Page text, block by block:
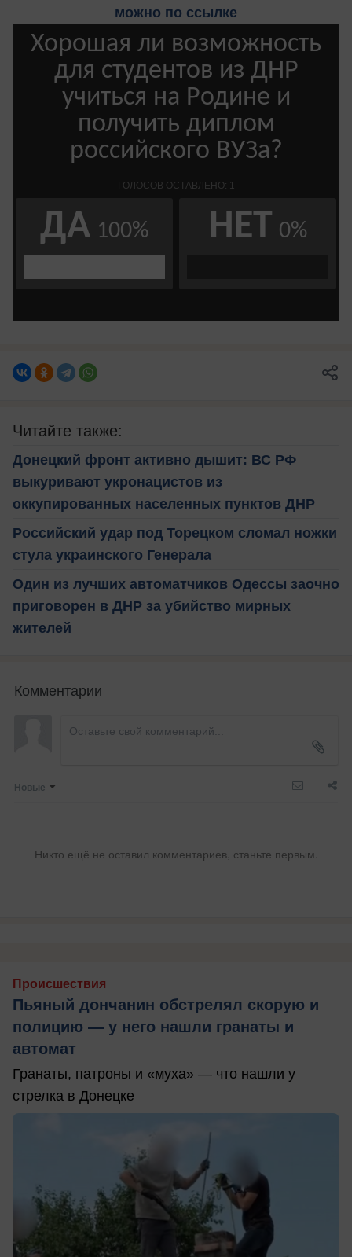
можно по ссылке
Читайте также:
Донецкий фронт активно дышит: ВС РФ
выкуривают укронацистов из
оккупированных населенных пунктов ДНР
Российский удар под Торецком сломал ножки
стула украинского Генерала
Один из лучших автоматчиков Одессы заочно
приговорен в ДНР за убийство мирных
жителей
Комментарии
Новые
Никто ещё не оставил комментариев, станьте первым.
Происшествия
Пьяный дончанин обстрелял скорую и
полицию — у него нашли гранаты и
автомат
Гранаты, патроны и «муха» — что нашли у
стрелка в Донецке